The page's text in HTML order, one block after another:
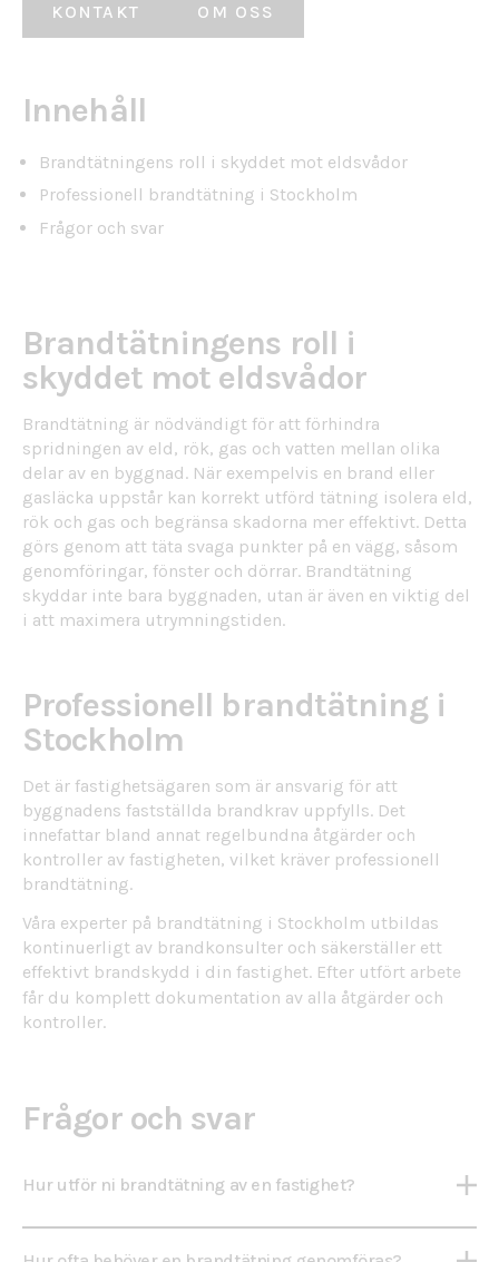
KONTAKT OM OSS
Innehåll
Brandtätningens roll i skyddet mot eldsvådor
Professionell brandtätning i Stockholm
Frågor och svar
Brandtätningens roll i
skyddet mot eldsvådor
Brandtätning är nödvändigt för att förhindra
spridningen av eld, rök, gas och vatten mellan olika
delar av en byggnad. När exempelvis en brand eller
gasläcka uppstår kan korrekt utförd tätning isolera eld,
rök och gas och begränsa skadorna mer effektivt. Detta
görs genom att täta svaga punkter på en vägg, såsom
genomföringar, fönster och dörrar. Brandtätning
skyddar inte bara byggnaden, utan är även en viktig del
i att maximera utrymningstiden.
Professionell brandtätning i
Stockholm
Det är fastighetsägaren som är ansvarig för att
byggnadens fastställda brandkrav uppfylls. Det
innefattar bland annat regelbundna åtgärder och
kontroller av fastigheten, vilket kräver professionell
brandtätning.
Våra experter på brandtätning i Stockholm utbildas
kontinuerligt av brandkonsulter och säkerställer ett
effektivt brandskydd i din fastighet. Efter utfört arbete
får du komplett dokumentation av alla åtgärder och
kontroller.
Frågor och svar
Hur utför ni brandtätning av en fastighet?